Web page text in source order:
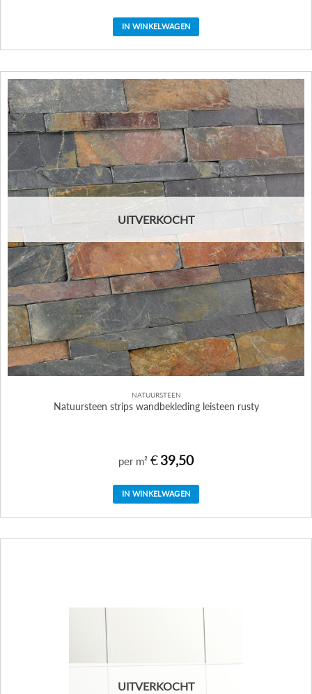
IN WINKELWAGEN
UITVERKOCHT
NATUURSTEEN
Natuursteen strips wandbekleding leisteen rusty
per m² €39,50
IN WINKELWAGEN
UITVERKOCHT